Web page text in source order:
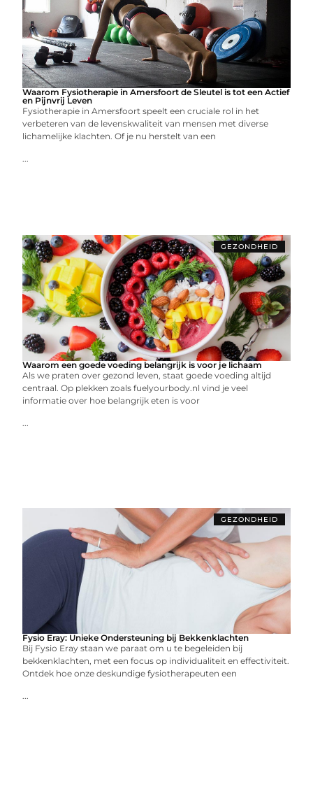
Waarom Fysiotherapie in Amersfoort de Sleutel is tot een Actief
en Pijnvrij Leven
Fysiotherapie in Amersfoort speelt een cruciale rol in het
verbeteren van de levenskwaliteit van mensen met diverse
lichamelijke klachten. Of je nu herstelt van een
...
GEZONDHEID
Waarom een goede voeding belangrijk is voor je lichaam
Als we praten over gezond leven, staat goede voeding altijd
centraal. Op plekken zoals fuelyourbody.nl vind je veel
informatie over hoe belangrijk eten is voor
...
GEZONDHEID
Fysio Eray: Unieke Ondersteuning bij Bekkenklachten
Bij Fysio Eray staan we paraat om u te begeleiden bij
bekkenklachten, met een focus op individualiteit en effectiviteit.
Ontdek hoe onze deskundige fysiotherapeuten een
...